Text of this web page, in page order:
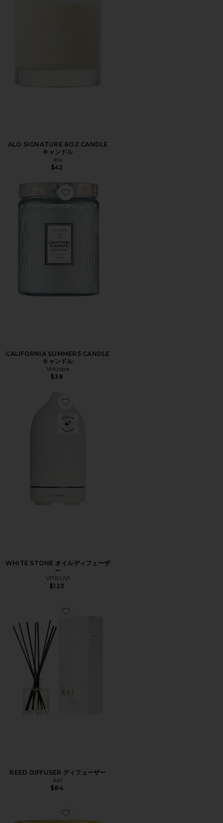
ALO SIGNATURE 8OZ CANDLE
キャンドル
alo
$42
Favorite CALIFORNIA SUMMERS CANDLE キャンドル
CALIFORNIA SUMMERS CANDLE
キャンドル
Voluspa
$38
Favorite WHITE STONE オイルディフューザー
WHITE STONE オイルディフューザ
ー
VITRUVI
$123
Favorite REED DIFFUSER ディフューザー
REED DIFFUSER ディフューザー
kai
$84
Favorite CANDLE キャンドル